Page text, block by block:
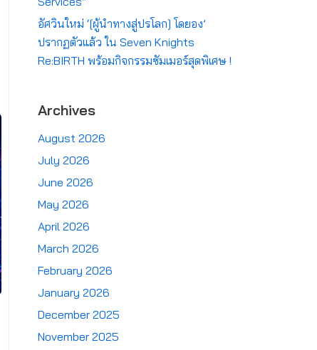
อัศวินใหม่ ‘[ผู้นำทางสู่ปรโลก] โดยอง’
ปรากฏตัวแล้ว ใน Seven Knights
Re:BIRTH พร้อมกิจกรรมซัมเมอร์สุดพิเศษ !
Archives
August 2026
July 2026
June 2026
May 2026
April 2026
March 2026
February 2026
January 2026
December 2025
November 2025